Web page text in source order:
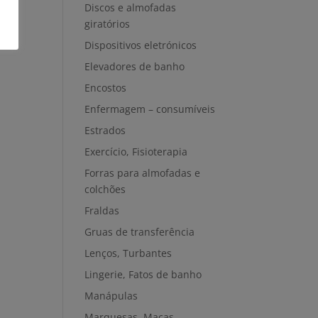
Discos e almofadas
giratórios
Dispositivos eletrónicos
Elevadores de banho
Encostos
Enfermagem – consumíveis
Estrados
Exercício, Fisioterapia
Forras para almofadas e
colchões
Fraldas
Gruas de transferência
Lenços, Turbantes
Lingerie, Fatos de banho
Manápulas